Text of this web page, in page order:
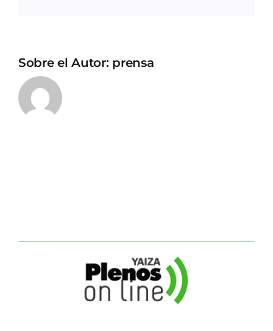
Sobre el Autor: prensa